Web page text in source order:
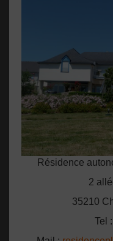
Résidence
2
35210
Tel